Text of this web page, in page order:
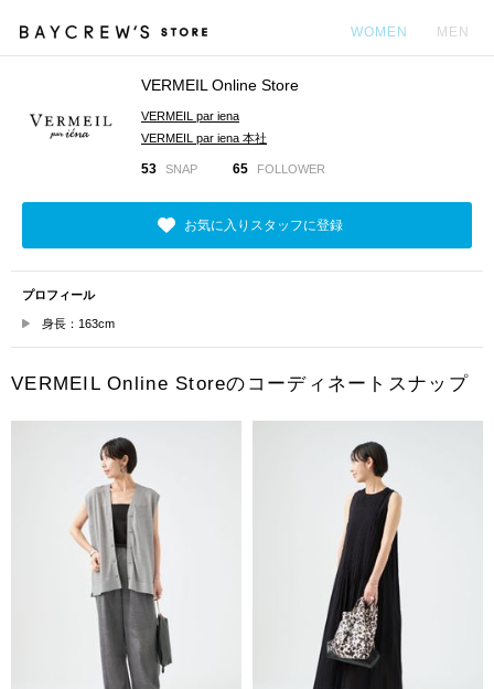
WOMEN MEN
VERMEIL Online Store
VERMEIL par iena
VERMEIL par iena 本社
53 SNAP 65 FOLLOWER
お気に入りスタッフに登録
プロフィール
身長：163cm
VERMEIL Online Storeのコーディネートスナップ